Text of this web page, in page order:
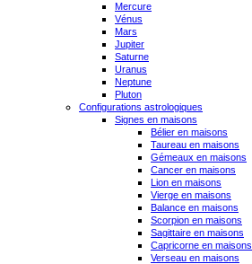
Mercure
Vénus
Mars
Jupiter
Saturne
Uranus
Neptune
Pluton
Configurations astrologiques
Signes en maisons
Bélier en maisons
Taureau en maisons
Gémeaux en maisons
Cancer en maisons
Lion en maisons
Vierge en maisons
Balance en maisons
Scorpion en maisons
Sagittaire en maisons
Capricorne en maisons
Verseau en maisons